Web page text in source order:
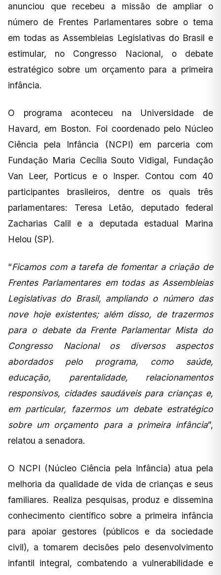
anunciou que recebeu a missão de ampliar o
número de Frentes Parlamentares sobre o tema
em todas as Assembleias Legislativas do Brasil e
estimular, no Congresso Nacional, o debate
estratégico sobre um orçamento para a primeira
infância.
O programa aconteceu na Universidade de
Havard, em Boston. Foi coordenado pelo Núcleo
Ciência pela Infância (NCPI) em parceria com
Fundação Maria Cecília Souto Vidigal, Fundação
Van Leer, Porticus e o Insper. Contou com 40
participantes brasileiros, dentre os quais três
parlamentares: Teresa Letão, deputado federal
Zacharias Calil e a deputada estadual Marina
Helou (SP).
“Ficamos com a tarefa de fomentar a criação de
Frentes Parlamentares em todas as Assembleias
Legislativas do Brasil, ampliando o número das
nove hoje existentes; além disso, de trazermos
para o debate da Frente Parlamentar Mista do
Congresso Nacional os diversos aspectos
abordados pelo programa, como saúde,
educação, parentalidade, relacionamentos
responsivos, cidades saudáveis para crianças e,
em particular, fazermos um debate estratégico
sobre um orçamento para a primeira infância”,
relatou a senadora.
O NCPI (Núcleo Ciência pela Infância) atua pela
melhoria da qualidade de vida de crianças e seus
familiares. Realiza pesquisas, produz e dissemina
conhecimento científico sobre a primeira infância
para apoiar gestores (públicos e da sociedade
civil), a tomarem decisões pelo desenvolvimento
infantil integral, combatendo a vulnerabilidade e